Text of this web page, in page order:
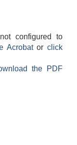
configured to
Acrobatorclick
the PDF